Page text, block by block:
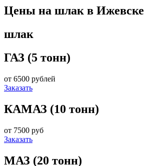
Цены на шлак в Ижевске
шлак
ГАЗ (5 тонн)
от 6500 рублей
Заказать
КАМАЗ (10 тонн)
от 7500 руб
Заказать
МАЗ (20 тонн)